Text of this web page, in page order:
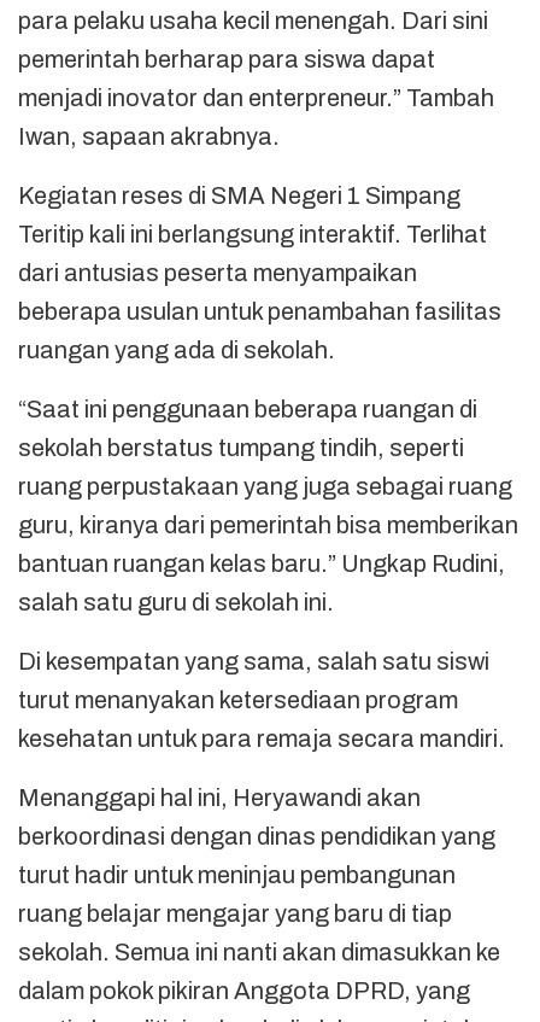
para pelaku usaha kecil menengah. Dari sini
pemerintah berharap para siswa dapat
menjadi inovator dan enterpreneur.” Tambah
Iwan, sapaan akrabnya.
Kegiatan reses di SMA Negeri 1 Simpang
Teritip kali ini berlangsung interaktif. Terlihat
dari antusias peserta menyampaikan
beberapa usulan untuk penambahan fasilitas
ruangan yang ada di sekolah.
“Saat ini penggunaan beberapa ruangan di
sekolah berstatus tumpang tindih, seperti
ruang perpustakaan yang juga sebagai ruang
guru, kiranya dari pemerintah bisa memberikan
bantuan ruangan kelas baru.” Ungkap Rudini,
salah satu guru di sekolah ini.
Di kesempatan yang sama, salah satu siswi
turut menanyakan ketersediaan program
kesehatan untuk para remaja secara mandiri.
Menanggapi hal ini, Heryawandi akan
berkoordinasi dengan dinas pendidikan yang
turut hadir untuk meninjau pembangunan
ruang belajar mengajar yang baru di tiap
sekolah. Semua ini nanti akan dimasukkan ke
dalam pokok pikiran Anggota DPRD, yang